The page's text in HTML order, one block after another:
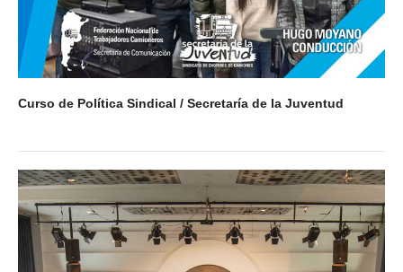
Curso de Política Sindical / Secretaría de la Juventud